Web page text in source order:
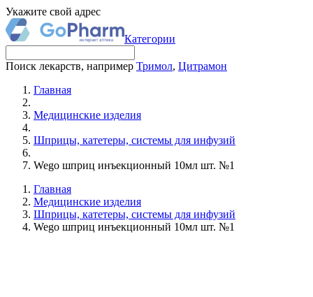
Укажите свой адрес
Категории
Поиск лекарств, например Тримол, Цитрамон
Главная
Медицинские изделия
Шприцы, катетеры, системы для инфузий
Wego шприц инъекционный 10мл шт. №1
Главная
Медицинские изделия
Шприцы, катетеры, системы для инфузий
Wego шприц инъекционный 10мл шт. №1